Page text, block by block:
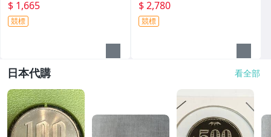
(獲獎幣)=原盒證/16.5g =保真
$ 1,665
競標
銀幣_F15鑄記=原盒證 =保真
$ 2,780
競標
日本代購 看全部